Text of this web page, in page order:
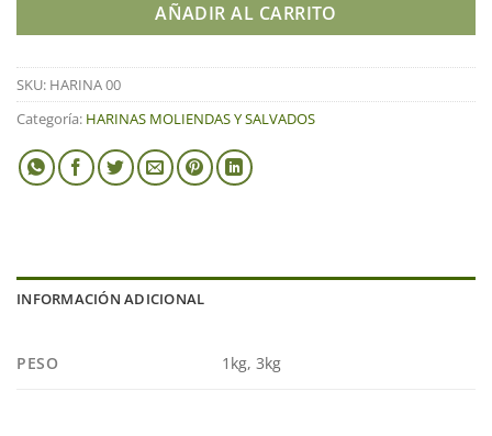
AÑADIR AL CARRITO
SKU: HARINA 00
Categoría: HARINAS MOLIENDAS Y SALVADOS
INFORMACIÓN ADICIONAL
PESO 1kg, 3kg